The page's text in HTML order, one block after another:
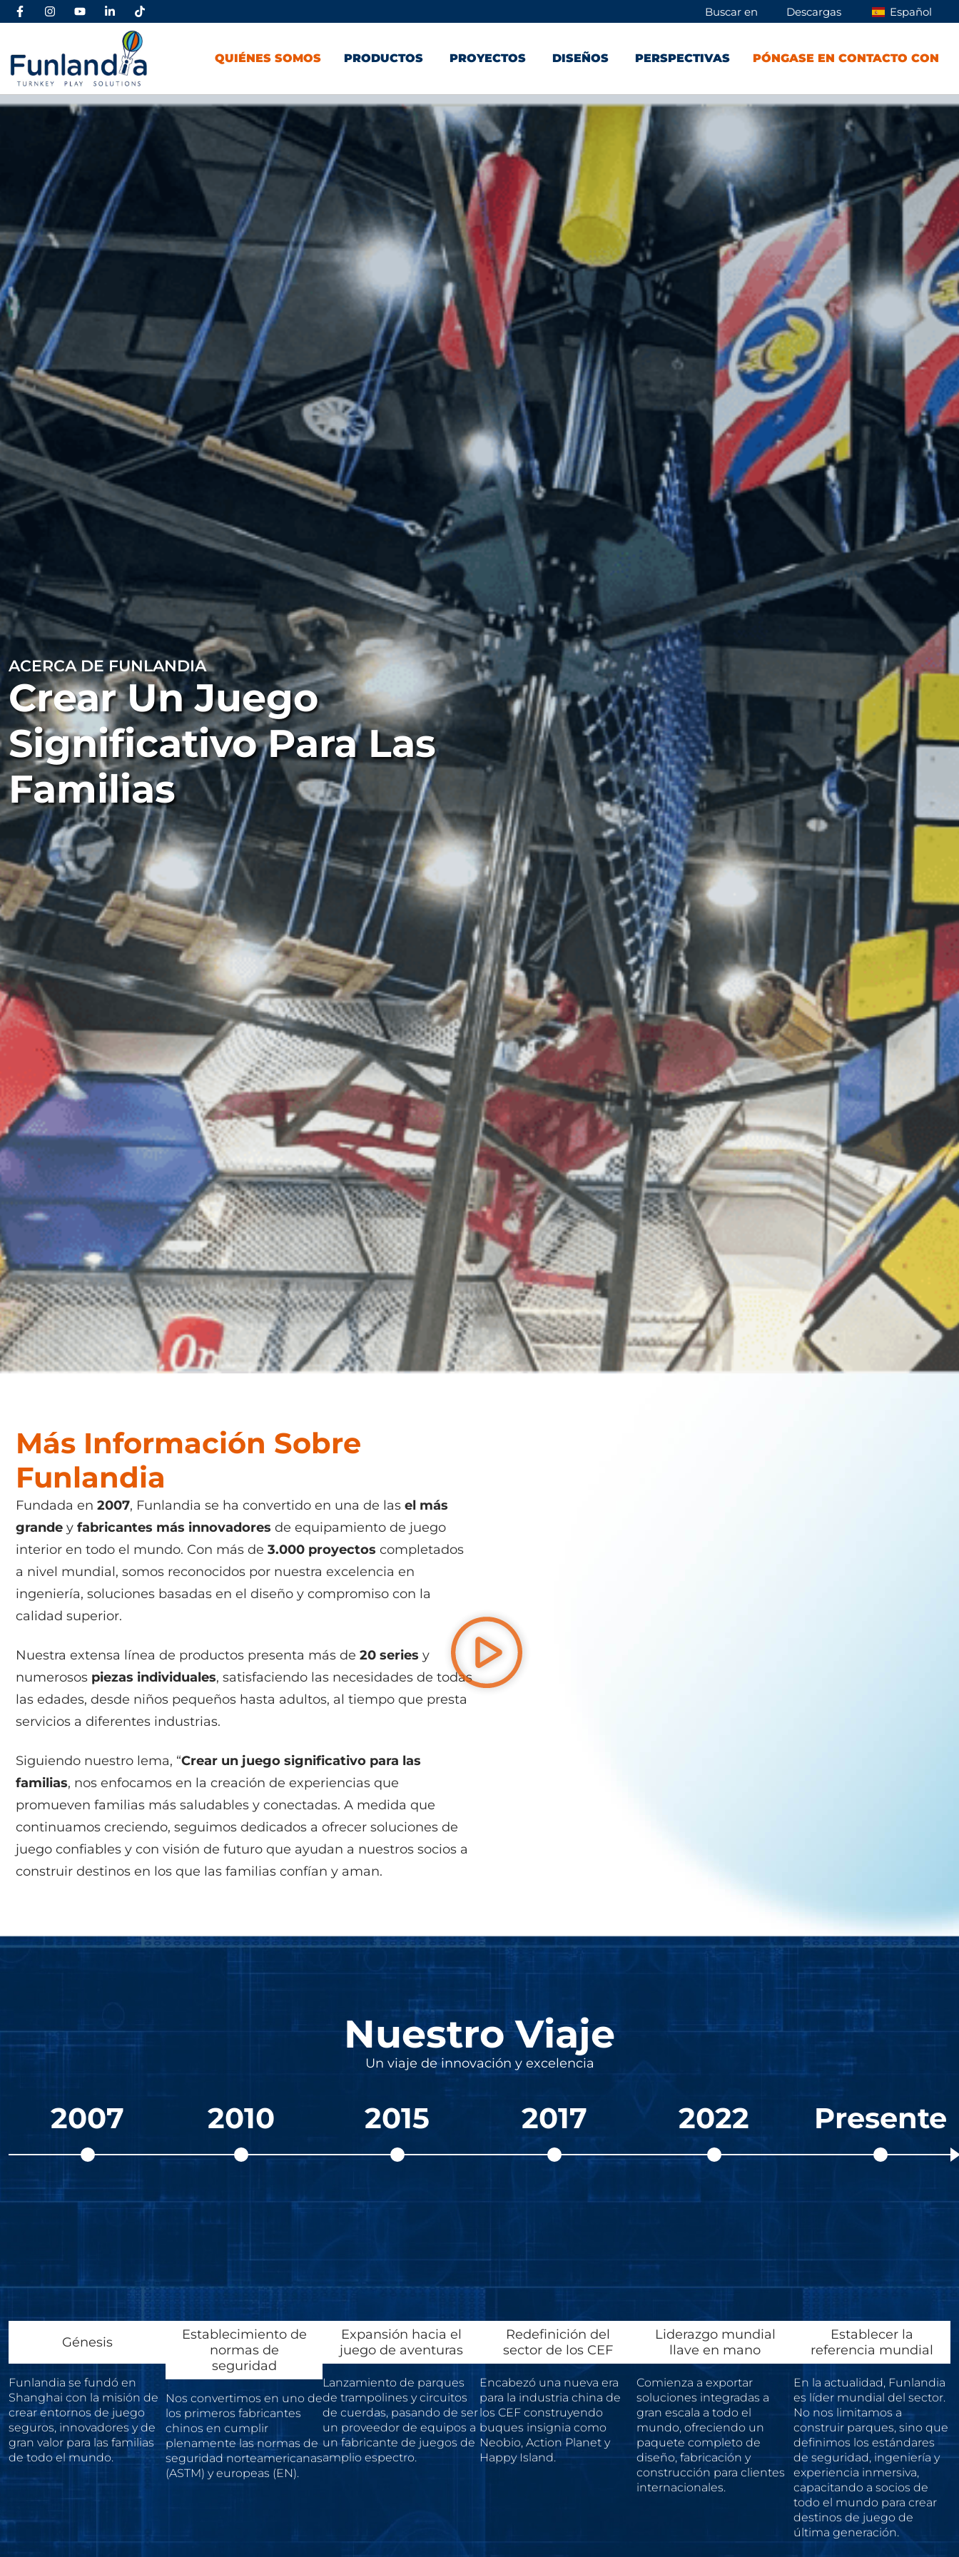
Buscar en Descargas Español
QUIÉNES SOMOS PRODUCTOS PROYECTOS DISEÑOS PERSPECTIVAS PÓNGASE EN CONTACTO CON
ACERCA DE FUNLANDIA
Crear Un Juego
Significativo Para Las
Familias
Más Información Sobre
Funlandia
Fundada en 2007, Funlandia se ha convertido en una de las el más
grande y fabricantes más innovadores de equipamiento de juego
interior en todo el mundo. Con más de 3.000 proyectos completados
a nivel mundial, somos reconocidos por nuestra excelencia en
ingeniería, soluciones basadas en el diseño y compromiso con la
calidad superior.
Nuestra extensa línea de productos presenta más de 20 series y
numerosos piezas individuales, satisfaciendo las necesidades de todas
las edades, desde niños pequeños hasta adultos, al tiempo que presta
servicios a diferentes industrias.
Siguiendo nuestro lema, “Crear un juego significativo para las
familias, nos enfocamos en la creación de experiencias que
promueven familias más saludables y conectadas. A medida que
continuamos creciendo, seguimos dedicados a ofrecer soluciones de
juego confiables y con visión de futuro que ayudan a nuestros socios a
construir destinos en los que las familias confían y aman.
Nuestro Viaje
Un viaje de innovación y excelencia
2007 2010 2015 2017 2022 Presente
Génesis
Funlandia se fundó en
Shanghai con la misión de
crear entornos de juego
seguros, innovadores y de
gran valor para las familias
de todo el mundo.
Establecimiento de
normas de
seguridad
Nos convertimos en uno de
los primeros fabricantes
chinos en cumplir
plenamente las normas de
seguridad norteamericanas
(ASTM) y europeas (EN).
Expansión hacia el
juego de aventuras
Lanzamiento de parques
de trampolines y circuitos
de cuerdas, pasando de ser
un proveedor de equipos a
un fabricante de juegos de
amplio espectro.
Redefinición del
sector de los CEF
Encabezó una nueva era
para la industria china de
los CEF construyendo
buques insignia como
Neobio, Action Planet y
Happy Island.
Liderazgo mundial
llave en mano
Comienza a exportar
soluciones integradas a
gran escala a todo el
mundo, ofreciendo un
paquete completo de
diseño, fabricación y
construcción para clientes
internacionales.
Establecer la
referencia mundial
En la actualidad, Funlandia
es líder mundial del sector.
No nos limitamos a
construir parques, sino que
definimos los estándares
de seguridad, ingeniería y
experiencia inmersiva,
capacitando a socios de
todo el mundo para crear
destinos de juego de
última generación.